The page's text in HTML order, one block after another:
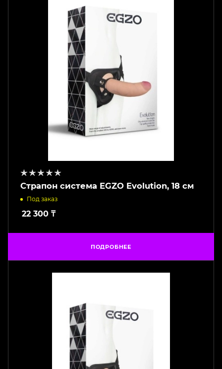
Страпон система EGZO Evolution, 18 см
Под заказ
22 300 ₸
ПОДРОБНЕЕ